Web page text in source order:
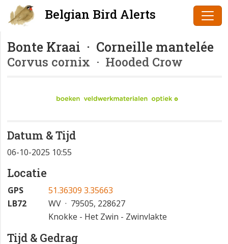
Belgian Bird Alerts
Bonte Kraai · Corneille mantelée
Corvus cornix · Hooded Crow
Datum & Tijd
06-10-2025 10:55
Locatie
GPS
51.36309 3.35663
LB72
WV · 79505, 228627
Knokke - Het Zwin - Zwinvlakte
Tijd & Gedrag